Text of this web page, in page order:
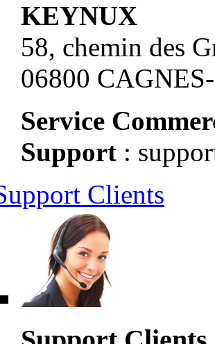
KEYNUX
58, chemin des
06800
Service
Support :
Clients